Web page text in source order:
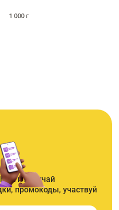
1 000 г
и получай
промокоды, участвуй